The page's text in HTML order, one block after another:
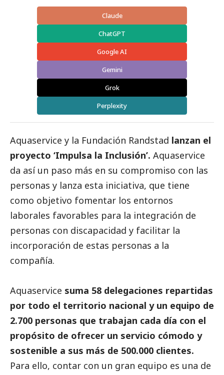
Claude
ChatGPT
Google AI
Gemini
Grok
Perplexity
Aquaservice y la Fundación Randstad lanzan el
proyecto ‘Impulsa la Inclusión’. Aquaservice
da así un paso más en su compromiso con las
personas y lanza esta iniciativa, que tiene
como objetivo fomentar los entornos
laborales favorables para la integración de
personas con discapacidad y facilitar la
incorporación de estas personas a la
compañía.
Aquaservice suma 58 delegaciones repartidas
por todo el territorio nacional y un equipo de
2.700 personas que trabajan cada día con el
propósito de ofrecer un servicio cómodo y
sostenible a sus más de 500.000 clientes.
Para ello, contar con un gran equipo es una de